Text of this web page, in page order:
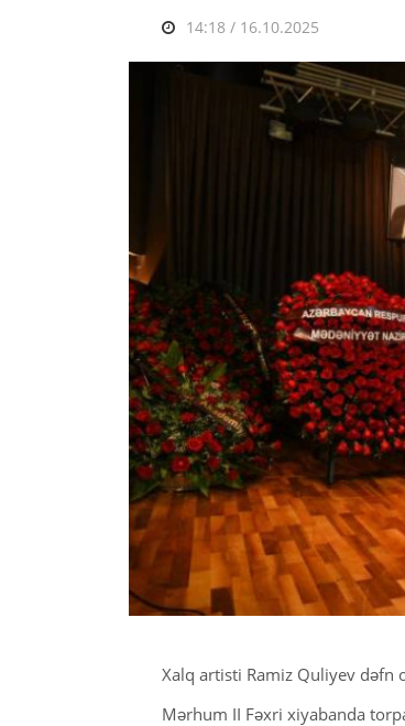
14:18 / 16.10.2025
Xalq artisti Ramiz Quliyev dəfn
Mərhum II Fəxri xiyabanda